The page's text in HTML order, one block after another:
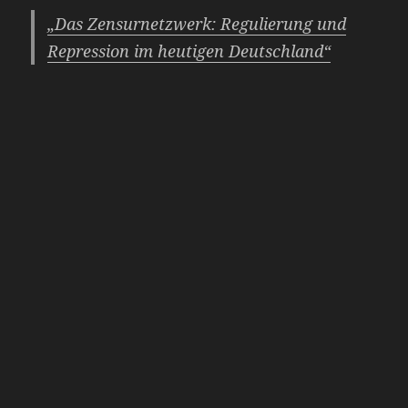
„Das Zensurnetzwerk: Regulierung und
Repression im heutigen Deutschland“